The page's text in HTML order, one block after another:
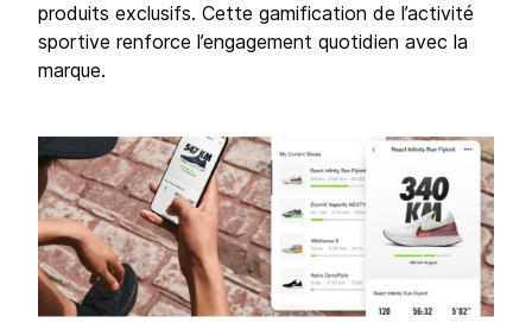
produits exclusifs. Cette gamification de l’activité
sportive renforce l’engagement quotidien avec la
marque.